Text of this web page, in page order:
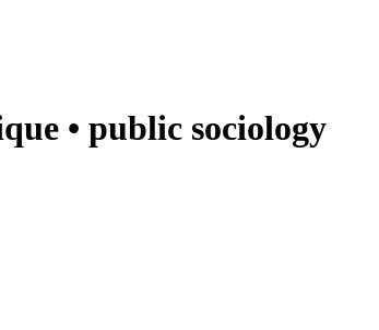
• public sociology